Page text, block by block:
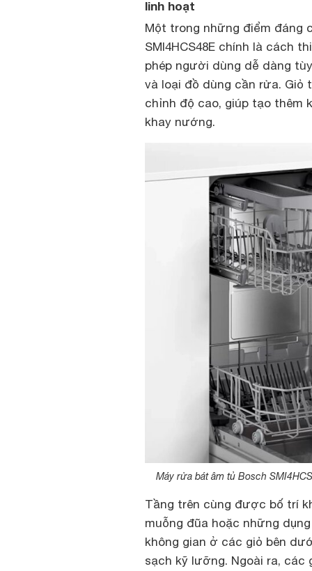
linh hoạt
Một trong những điểm đáng
SMI4HCS48E chính là cách
phép người dùng dễ dàng
và loại đồ dùng cần rửa. Giỏ
chỉnh độ cao, giúp tạo thêm
khay nướng.
Máy rửa bát âm tủ Bosch
Tầng trên cùng được bố trí
muỗng đũa hoặc những
không gian ở các giỏ bên
sạch kỹ lưỡng. Ngoài ra, các